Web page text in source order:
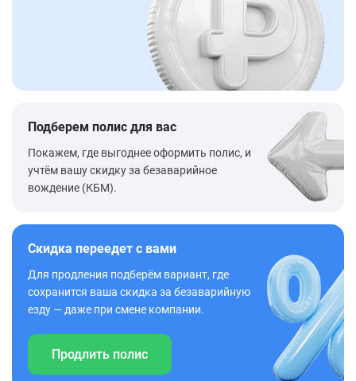
Подберем полис для вас
Покажем, где выгоднее оформить полис, и
учтём вашу скидку за безаварийное
вождение (КБМ).
Скидка переедет с вами
Для продления подберём вариант, где
сохранится ваша скидка за безаварийную
езду — даже при смене компании.
Продлить полис